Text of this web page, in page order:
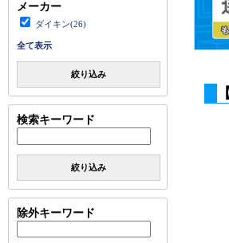
メーカー
ダイキン(26)
全て表示
絞り込み
検索キーワード
絞り込み
除外キーワード